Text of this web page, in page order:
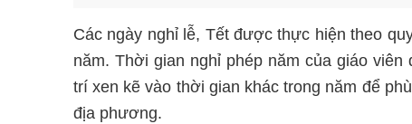
Các ngày nghỉ lễ, Tết được thực hiện theo
năm. Thời gian nghỉ phép năm của giáo
trí xen kẽ vào thời gian khác trong năm để
địa phương.